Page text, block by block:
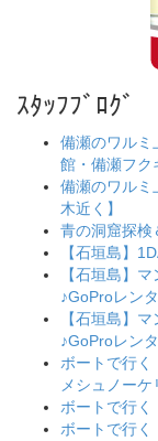
ｽﾀｯﾌﾌﾞﾛｸﾞ
備瀬のワルミ
館・備瀬フク
備瀬のワルミ
木近く】
青の洞窟探検
【石垣島】
【石垣島】
♪GoProレン
【石垣島】
♪GoProレン
ボートで行
メシュノーケ
ボートで行
ボートで行